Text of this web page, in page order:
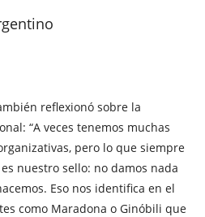
reflexionó sobre la
“A veces tenemos muchas
pero lo que siempre
nuestro sello: no damos nada
Eso nos identifica en el
como Maradona o Ginóbili que